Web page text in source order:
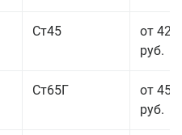
Ст45
от 42
руб.
Ст65Г
от 45
руб.